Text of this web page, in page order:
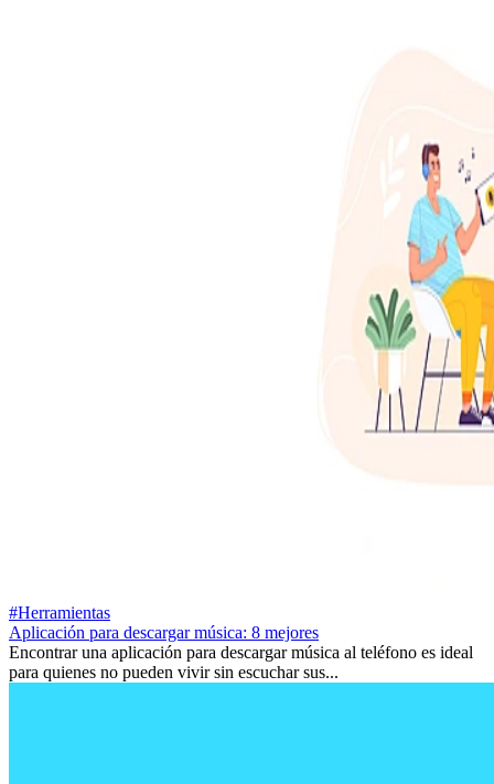
#Herramientas
Aplicación para descargar música: 8 mejores
Encontrar una aplicación para descargar música al teléfono es ideal
para quienes no pueden vivir sin escuchar sus...